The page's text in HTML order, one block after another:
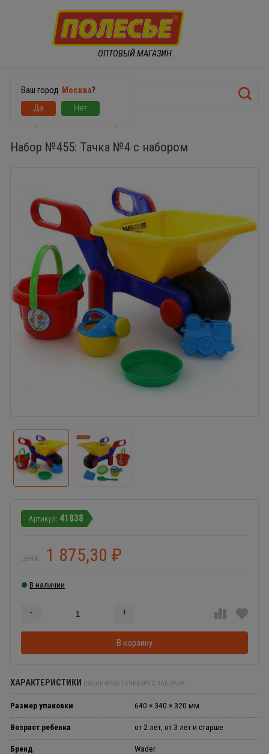
ОПТОВЫЙ МАГАЗИН
Ваш город Москва?
Набор №455: Тачка №4 с набором
41838
ЦЕНА: 1 875,30 ₽
В наличии
- +
В корзину
ХАРАКТЕРИСТИКИ НАБОР №455: ТАЧКА №4 С НАБОРОМ
Размер упаковки 640 × 340 × 320 мм
Возраст ребенка от 2 лет, от 3 лет и старше
Бренд Wader